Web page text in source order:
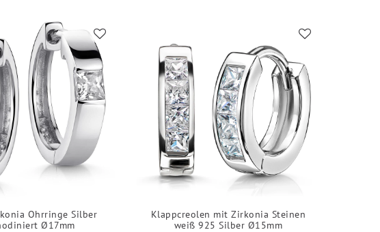
Ohrringe Silber
Ø17mm
Klappcreolen mit Zirkonia Steinen
weiß 925 Silber Ø15mm